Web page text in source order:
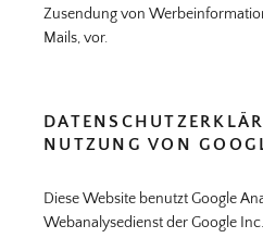
Zusendung von
Mails, vor.
NUTZUNG VON
Diese Website benutzt Google
Webanalysedienst der Google